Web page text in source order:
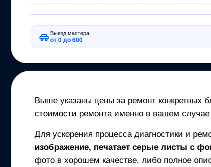
Выезд мастера
от 0 до 600
Выше указаны цены за ремонт конкретных
стоимости ремонта именно в вашем
Для ускорения процесса диагностики и
изображение, печатает серые листы с
фото в хорошем качестве, либо полное